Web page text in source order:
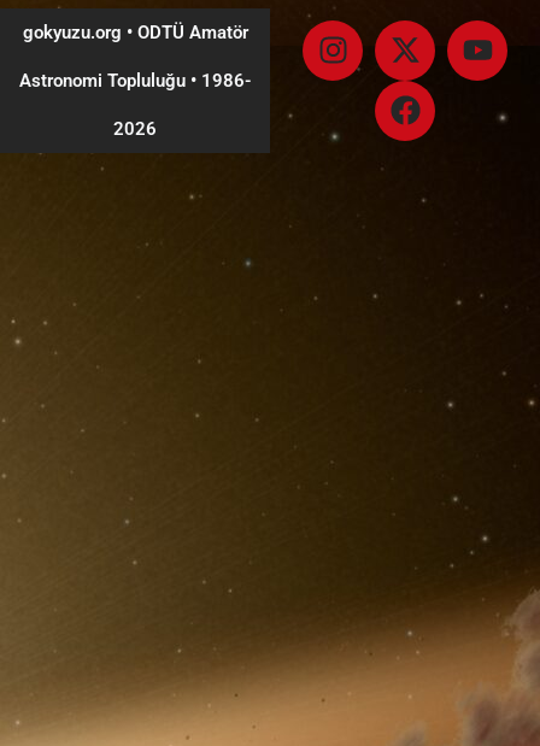
gokyuzu.org • ODTÜ Amatör
Astronomi Topluluğu •1986-
2026